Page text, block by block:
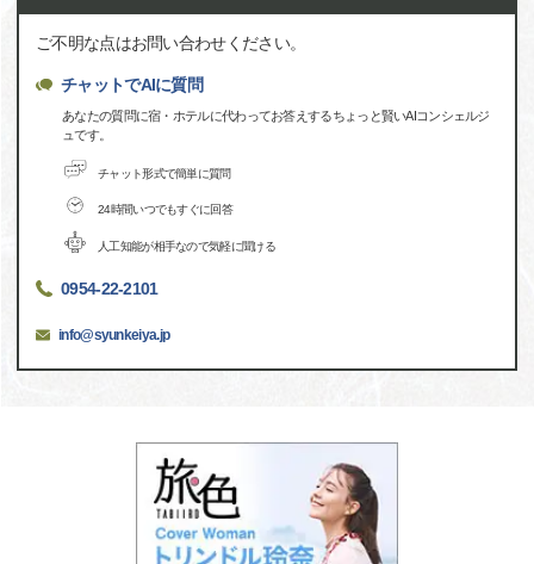
ご不明な点はお問い合わせください。
チャットでAIに質問
あなたの質問に宿・ホテルに代わってお答えするちょっと賢いAIコンシェルジ
ュです。
チャット形式で簡単に質問
24時間いつでもすぐに回答
人工知能が相手なので気軽に聞ける
0954-22-2101
info@syunkeiya.jp